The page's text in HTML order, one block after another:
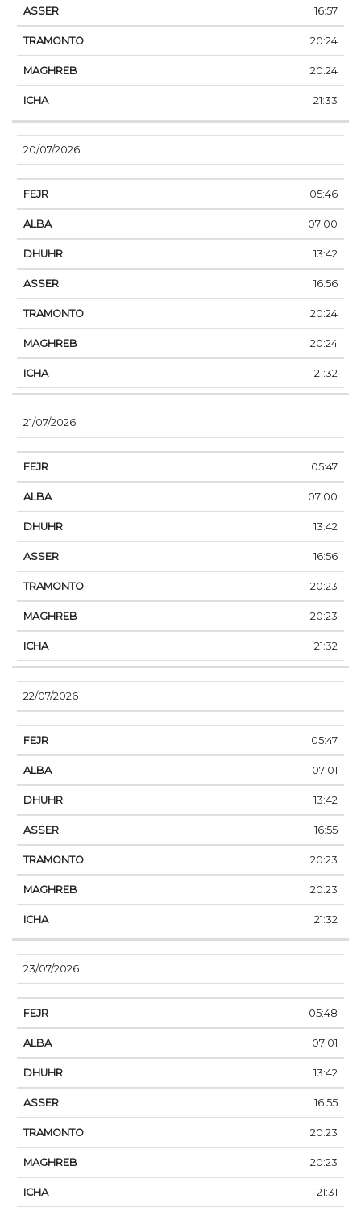
16:57
20:24
20:24
21:33
20/07/2026
05:46
07:00
13:42
16:56
20:24
20:24
21:32
21/07/2026
05:47
07:00
13:42
16:56
20:23
20:23
21:32
22/07/2026
05:47
07:01
13:42
16:55
20:23
20:23
21:32
23/07/2026
05:48
07:01
13:42
16:55
20:23
20:23
21:31